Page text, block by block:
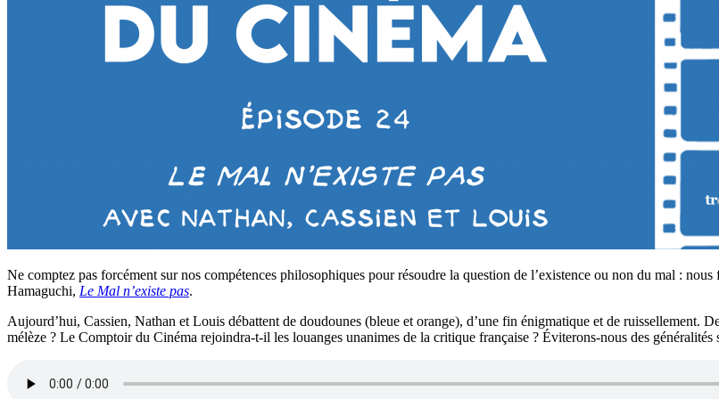
Ne comptez pas forcément sur nos compétences philosophiques pour résoudre la question de l’existence ou non du mal :
Hamaguchi, Le Mal n’existe pas.
Aujourd’hui, Cassien, Nathan et Louis débattent de doudounes (bleue et orange), d’une fin énigmatique et de ruissellement.
mélèze ? Le Comptoir du Cinéma rejoindra-t-il les louanges unanimes de la critique française ? Éviterons-nous des